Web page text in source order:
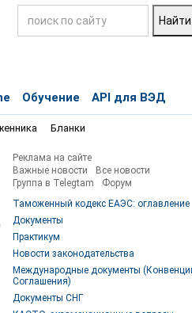
Обучение API для ВЭД
Бланки
Реклама на сайте
Важные новости
Все новости
Группа в Telegtam
Форум
Таможенный кодекс ЕАЭС: оглавление
Документы
Практикум
Новости законодательства
Международные документы
Соглашения)
Документы СНГ